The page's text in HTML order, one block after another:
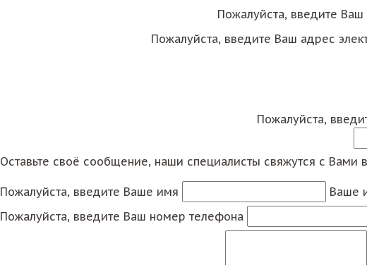
Пожалуйста, введите
Пожалуйста, введите Ваш адрес
Пожалуйста,
Оставьте своё сообщение, наши специалисты свяжутся с
Пожалуйста, введите Ваше имя
Ваше
Пожалуйста, введите Ваш номер телефона